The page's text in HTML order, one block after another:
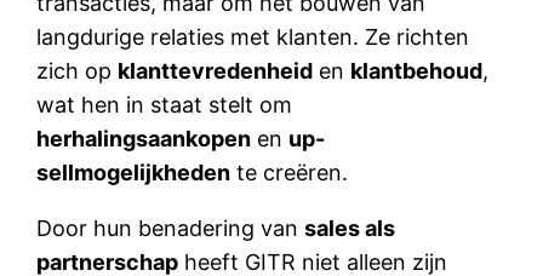
langdurige relaties met klanten. Ze richten
zich op klanttevredenheid en klantbehoud,
wat hen in staat stelt om
herhalingsaankopen en up-
sellmogelijkheden te creëren.
Door hun benadering vansales als
partnerschap heeft GITR niet alleen zijn